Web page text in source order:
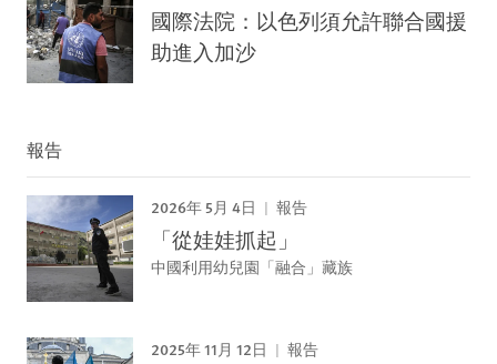
國際法院：以色列須允許聯合國援
助進入加沙
報告
2026年 5月 4日 報告
「從娃娃抓起」
中國利用幼兒園「融合」藏族
2025年 11月 12日 報告